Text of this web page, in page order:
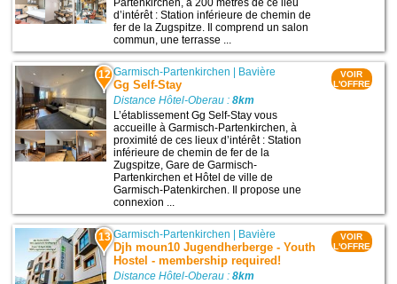
d’intérêt : Station inférieure de chemin de
fer de la Zugspitze. Il comprend un salon
commun, une terrasse ...
12 Garmisch-Partenkirchen | Bavière
Gg Self-Stay
Distance Hôtel-Oberau :8km
L’établissement Gg Self-Stay vous
accueille à Garmisch-Partenkirchen, à
proximité de ces lieux d’intérêt : Station
inférieure de chemin de fer de la
Zugspitze, Gare de Garmisch-
Partenkirchen et Hôtel de ville de
Garmisch-Patenkirchen. Il propose une
connexion ...
VOIR
L'OFFRE
13 Garmisch-Partenkirchen Bavière
Djh moun10 Jugendherberge - Youth
Hostel - membership required!
Distance Hôtel-Oberau :8km
VOIR
L'OFFRE